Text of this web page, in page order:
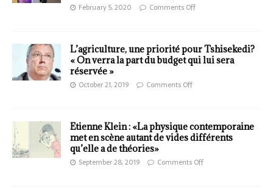
February 5, 2020 Comments Off
L’agriculture, une priorité pour Tshisekedi?
« On verra la part du budget qui lui sera
réservée »
October 21, 2019 Comments Off
Etienne Klein : «La physique contemporaine
met en scène autant de vides différents
qu’elle a de théories»
September 28, 2019 Comments Off